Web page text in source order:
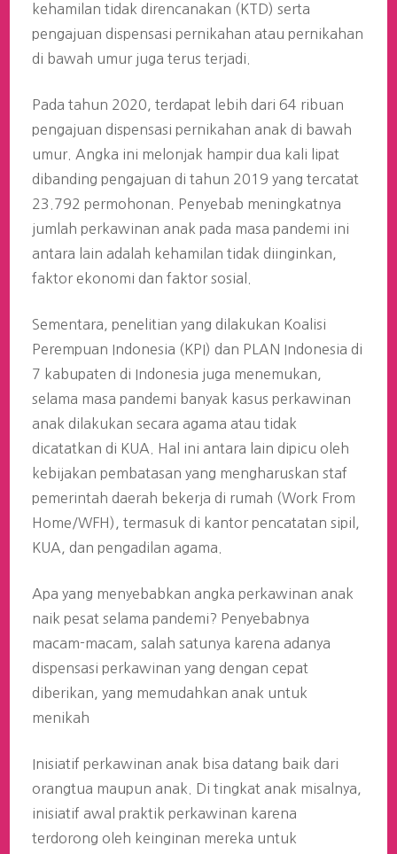
kehamilan tidak direncanakan (KTD) serta
pengajuan dispensasi pernikahan atau pernikahan
di bawah umur juga terus terjadi.
Pada tahun 2020, terdapat lebih dari 64 ribuan
pengajuan dispensasi pernikahan anak di bawah
umur. Angka ini melonjak hampir dua kali lipat
dibanding pengajuan di tahun 2019 yang tercatat
23.792 permohonan. Penyebab meningkatnya
jumlah perkawinan anak pada masa pandemi ini
antara lain adalah kehamilan tidak diinginkan,
faktor ekonomi dan faktor sosial.
Sementara, penelitian yang dilakukan Koalisi
Perempuan Indonesia (KPI) dan PLAN Indonesia di
7 kabupaten di Indonesia juga menemukan,
selama masa pandemi banyak kasus perkawinan
anak dilakukan secara agama atau tidak
dicatatkan di KUA. Hal ini antara lain dipicu oleh
kebijakan pembatasan yang mengharuskan staf
pemerintah daerah bekerja di rumah (Work From
Home/WFH), termasuk di kantor pencatatan sipil,
KUA, dan pengadilan agama.
Apa yang menyebabkan angka perkawinan anak
naik pesat selama pandemi? Penyebabnya
macam-macam, salah satunya karena adanya
dispensasi perkawinan yang dengan cepat
diberikan, yang memudahkan anak untuk
menikah
Inisiatif perkawinan anak bisa datang baik dari
orangtua maupun anak. Di tingkat anak misalnya,
inisiatif awal praktik perkawinan karena
terdorong oleh keinginan mereka untuk